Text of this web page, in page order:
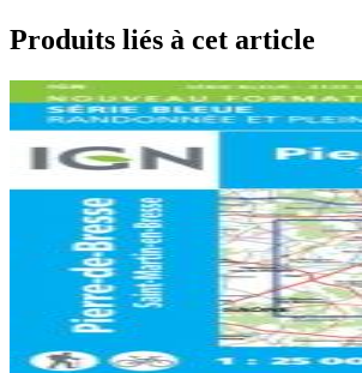
Produits liés à cet article